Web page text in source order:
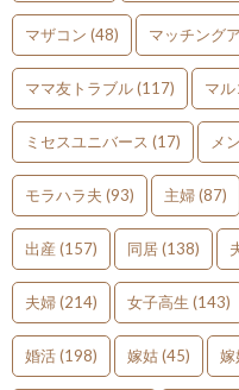
マザコン (48) マッチング
ママ友トラブル(117) マ
ミセスユニバース (17) メ
モラハラ夫 (93) 主婦(87)
出産 (157) 同居(138)
夫婦(214) 女子高生 (143)
婚活(198) 嫁姑(45) 嫁